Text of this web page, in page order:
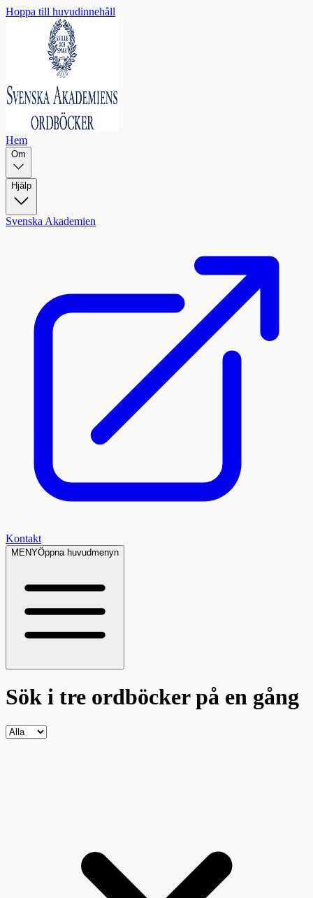
Hoppa till huvudinnehåll
Hem
Om
Hjälp
Svenska Akademien
Kontakt
MENYÖppna huvudmenyn
Sök i tre ordböckerpå en gång